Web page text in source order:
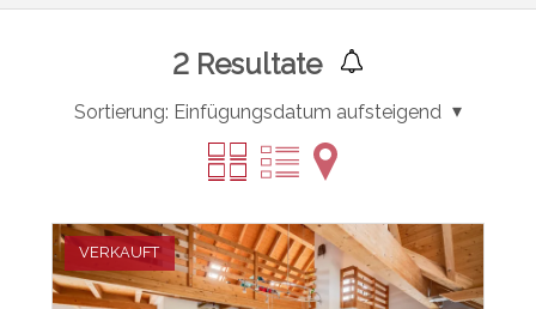
2Resultate
Sortierung: Einfügungsdatum aufsteigend
VERKAUFT